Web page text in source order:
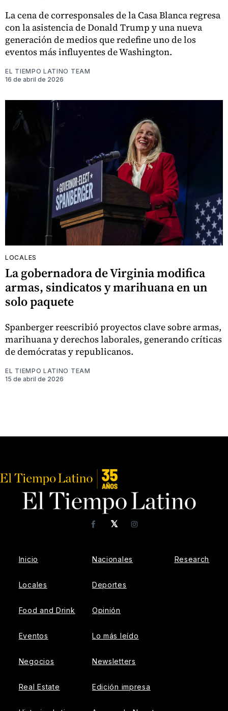
La cena de corresponsales de la Casa Blanca regresa
con la asistencia de Donald Trump y una nueva
generación de medios que redefine uno de los
eventos más influyentes de Washington.
EL TIEMPO LATINO TEAM
16 de abril de 2026
LOCALES
La gobernadora de Virginia modifica
armas, sindicatos y marihuana en un
solo paquete
Spanberger reescribió proyectos clave sobre armas,
marihuana y derechos laborales, generando críticas
de demócratas y republicanos.
EL TIEMPO LATINO TEAM
15 de abril de 2026
𝕏
FacebookInstagram
Inicio
Locales
Food and Drink
Eventos
Negocios
Real Estate
Nacionales
Deportes
Opinión
Lo más leído
Newsletters
Edición impresa
Research